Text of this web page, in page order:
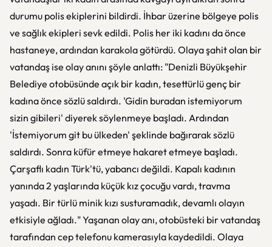
durumu polis ekiplerini bildirdi. İhbar üzerine bölgeye polis
ve sağlık ekipleri sevk edildi. Polis her iki kadını da önce
hastaneye, ardından karakola götürdü. Olaya şahit olan bir
vatandaş ise olay anını şöyle anlattı: "Denizli Büyükşehir
Belediye otobüsünde açık bir kadın, tesettürlü genç bir
kadına önce sözlü saldırdı. 'Gidin buradan istemiyorum
sizin gibileri' diyerek söylenmeye başladı. Ardından
'İstemiyorum git bu ülkeden' şeklinde bağırarak sözlü
saldırdı. Sonra küfür etmeye hakaret etmeye başladı.
Çarşaflı kadın Türk'tü, yabancı değildi. Kapalı kadının
yanında 2 yaşlarında küçük kız çocuğu vardı, travma
yaşadı. Bir türlü minik kızı susturamadık, devamlı olayın
etkisiyle ağladı." Yaşanan olay anı, otobüsteki bir vatandaş
tarafından cep telefonu kamerasıyla kaydedildi. Olaya